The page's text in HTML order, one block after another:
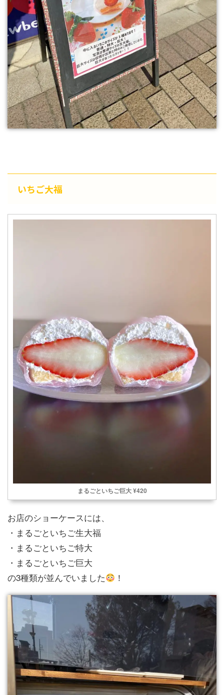
いちご大福
まるごといちご巨大 ¥420
お店のショーケースには、
・まるごといちご生大福
・まるごといちご特大
・まるごといちご巨大
の3種類が並んでいました
！